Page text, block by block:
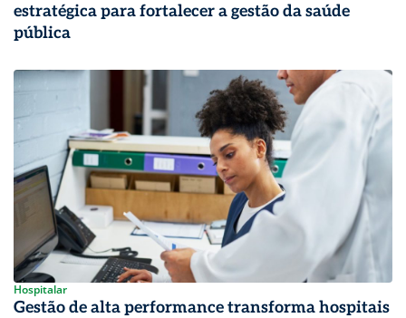
estratégica para fortalecer a gestão da saúde
pública
Hospitalar
Gestão de alta performance transforma hospitais